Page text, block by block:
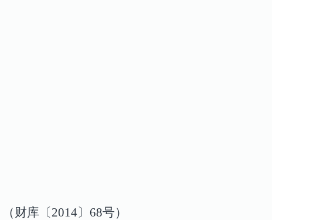
财库〔2014〕68号）